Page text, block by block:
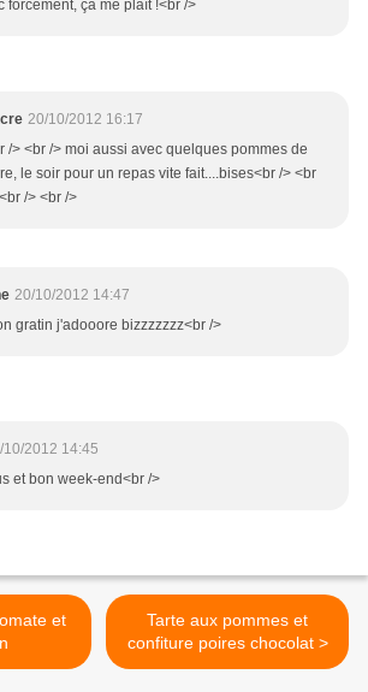
forcément, ça me plaît !<br />
20/10/2012 16:17
/> <br /> moi aussi avec quelques pommes de
le soir pour un repas vite fait....bises<br /> <br
/> <br />
20/10/2012 14:47
gratin j'adooore bizzzzzzz<br />
10/2012 14:45
et bon week-end<br />
Tarte aux pommes et
confiture poires chocolat >